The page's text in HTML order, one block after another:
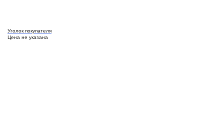
Уголок покупателя
Цена не указана